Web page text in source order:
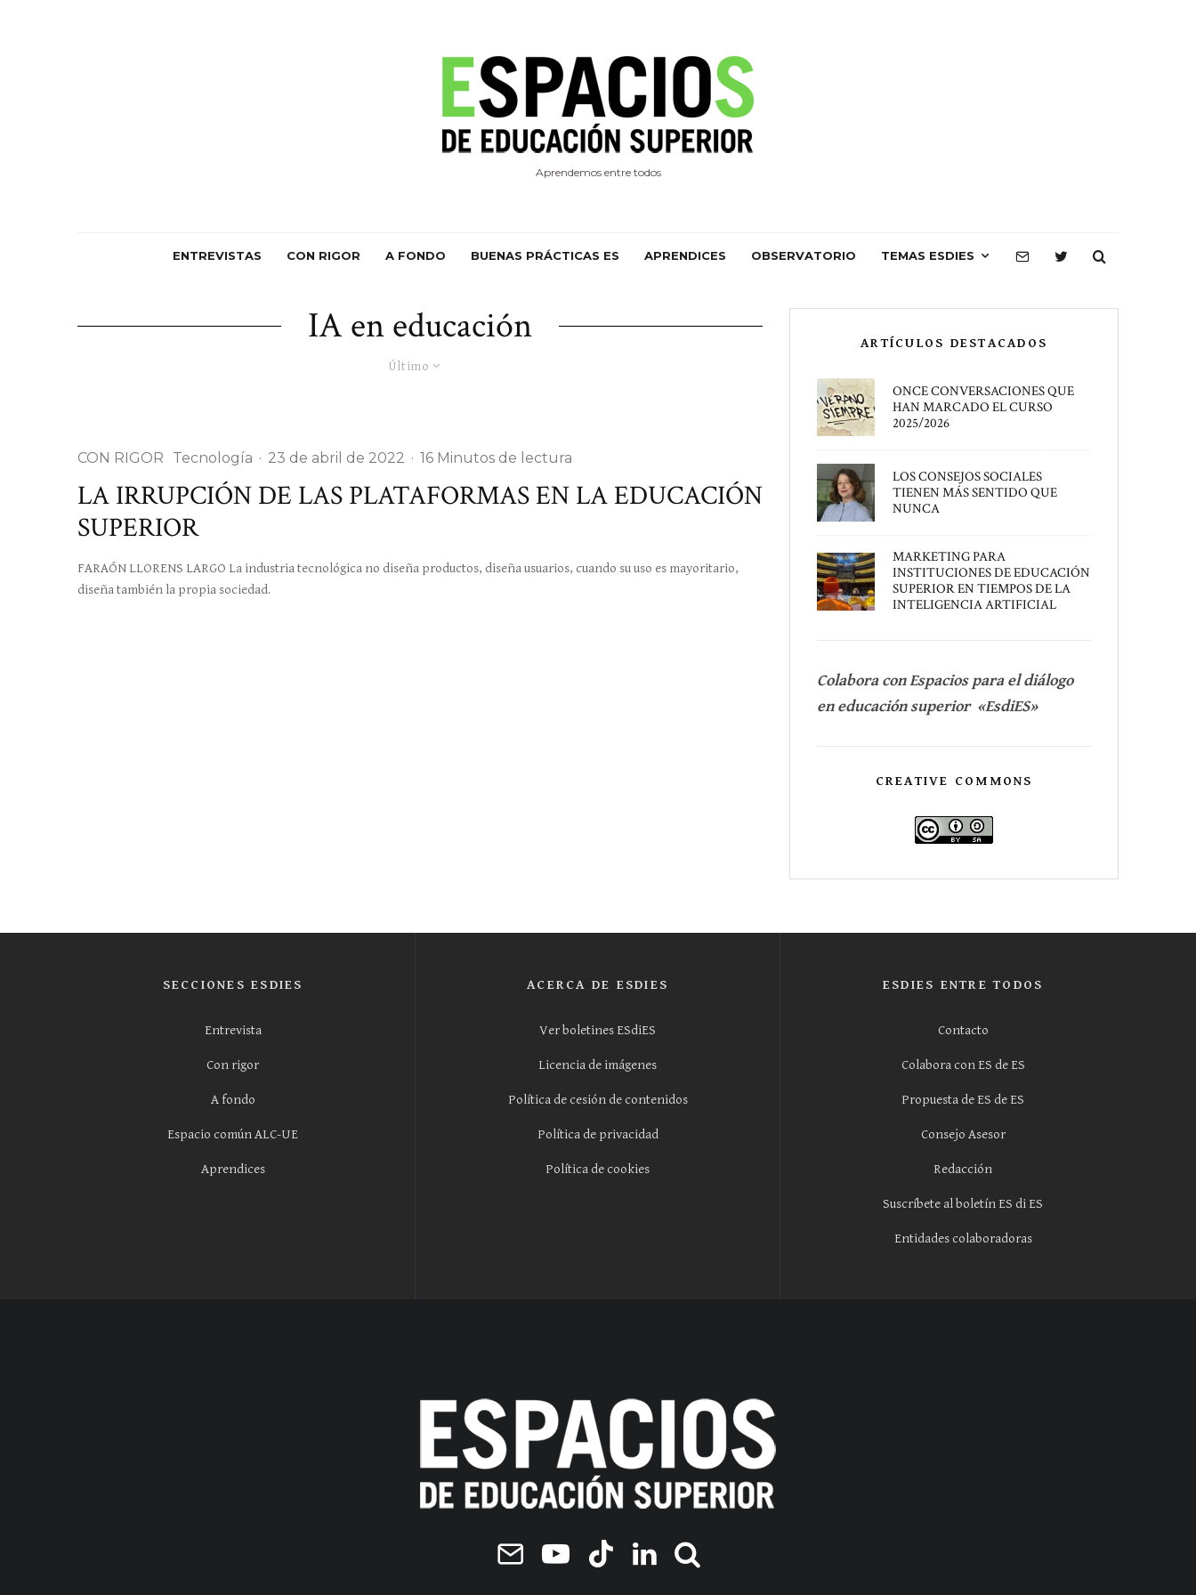
Aprendemos entre todos
ENTREVISTAS CON RIGOR A FONDO BUENAS PRÁCTICAS ES APRENDICES OBSERVATORIO TEMAS ESDIES
IA en educación
Último
CON RIGOR Tecnología · 23 de abril de 2022 · 16 Minutos de lectura
LA IRRUPCIÓN DE LAS PLATAFORMAS EN LA EDUCACIÓN
SUPERIOR
FARAÓN LLORENS LARGO La industria tecnológica no diseña productos, diseña usuarios, cuando su uso es mayoritario,
diseña también la propia sociedad.
ARTÍCULOS DESTACADOS
ONCE CONVERSACIONES QUE
HAN MARCADO EL CURSO
2025/2026
LOS CONSEJOS SOCIALES
TIENEN MÁS SENTIDO QUE
NUNCA
MARKETING PARA
INSTITUCIONES DE EDUCACIÓN
SUPERIOR EN TIEMPOS DE LA
INTELIGENCIA ARTIFICIAL
Colabora con Espacios para el diálogo
en educación superior «EsdiES»
CREATIVE COMMONS
SECCIONES ESDIES
Entrevista
Con rigor
A fondo
Espacio común ALC-UE
Aprendices
ACERCA DE ESDIES
Ver boletines ESdiES
Licencia de imágenes
Política de cesión de contenidos
Política de privacidad
Política de cookies
ESDIES ENTRE TODOS
Contacto
Colabora con ES de ES
Propuesta de ES de ES
Consejo Asesor
Redacción
Suscríbete al boletín ES di ES
Entidades colaboradoras